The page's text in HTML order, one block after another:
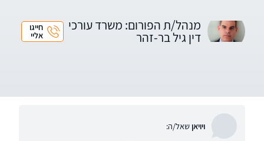
מנהל/ת הפורום: משרד עורכי
דין גיל בר-זהר
חייגו
אליי
ויויאןשאל/ה: